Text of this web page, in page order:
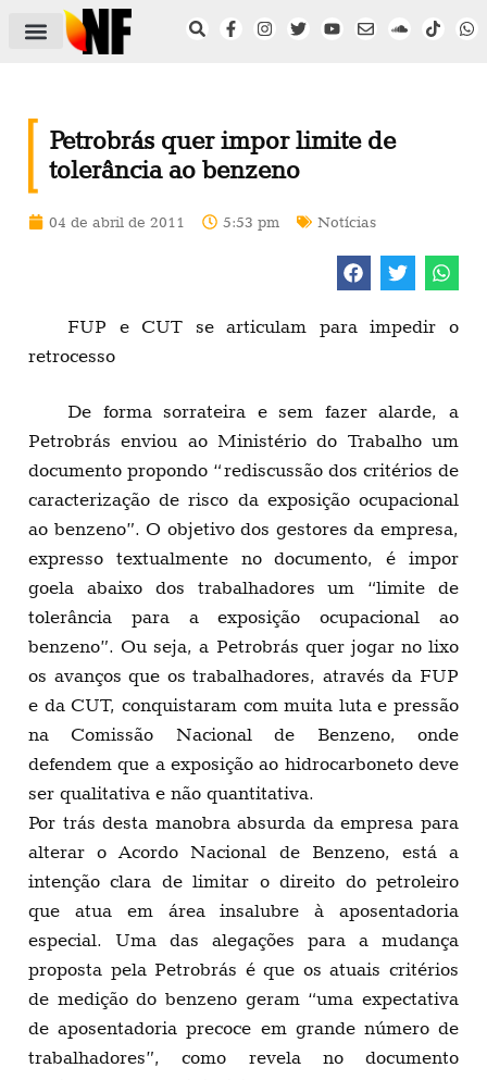
Petrobrás quer impor limite de
tolerância ao benzeno
04 de abril de 2011 5:53 pm Notícias
FUP e CUT se articulam para impedir o
retrocesso
De forma sorrateira e sem fazer alarde, a
Petrobrás enviou ao Ministério do Trabalho um
documento propondo “rediscussão dos critérios de
caracterização de risco da exposição ocupacional
ao benzeno”. O objetivo dos gestores da empresa,
expresso textualmente no documento, é impor
goela abaixo dos trabalhadores um “limite de
tolerância para a exposição ocupacional ao
benzeno”. Ou seja, a Petrobrás quer jogar no lixo
os avanços que os trabalhadores, através da FUP
e da CUT, conquistaram com muita luta e pressão
na Comissão Nacional de Benzeno, onde
defendem que a exposição ao hidrocarboneto deve
ser qualitativa e não quantitativa.
Por trás desta manobra absurda da empresa para
alterar o Acordo Nacional de Benzeno, está a
intenção clara de limitar o direito do petroleiro
que atua em área insalubre à aposentadoria
especial. Uma das alegações para a mudança
proposta pela Petrobrás é que os atuais critérios
de medição do benzeno geram “uma expectativa
de aposentadoria precoce em grande número de
trabalhadores”, como revela no documento